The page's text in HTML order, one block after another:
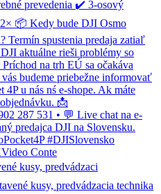
kusy, predvádzaci